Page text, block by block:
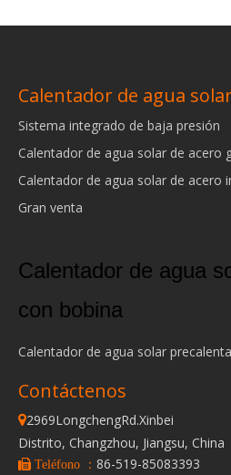
Calentador de agua
Sistema integrado de baja presión
Calentador de agua solar de acero
Calentador de agua solar de acero
Gran venta
Calentador de agua
con bobina
Calentador de agua solar
Contáctenos
2969LongchengRd.Xinbei
Distrito, Changzhou, Jiangsu, China
 Teléfono ： 86-519-85083393